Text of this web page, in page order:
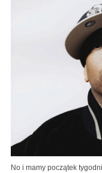
No i mamy początek